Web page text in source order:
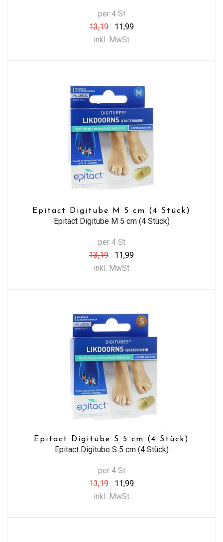
per 4 St
13,19
11,99
inkl. MwSt
Epitact Digitube M 5 cm (4 Stück)
Epitact Digitube M 5 cm (4 Stück)
per 4 St
13,19
11,99
inkl. MwSt
Epitact Digitube S 5 cm (4 Stück)
Epitact Digitube S 5 cm (4 Stück)
per 4 St
13,19
11,99
inkl. MwSt